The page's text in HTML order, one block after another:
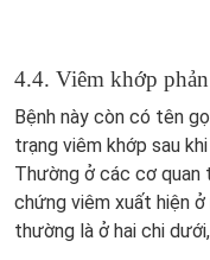
4.4. Viêm khớp
Bệnh này còn có tên
trạng viêm khớp sau
Thường ở các cơ quan
chứng viêm xuất hiện
thường là ở hai chi